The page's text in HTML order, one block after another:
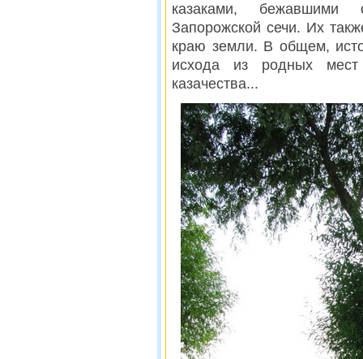
казаками, бежавшими
Запорожской сечи. Их
краю земли. В общем,
исхода из родных мест
казачества...